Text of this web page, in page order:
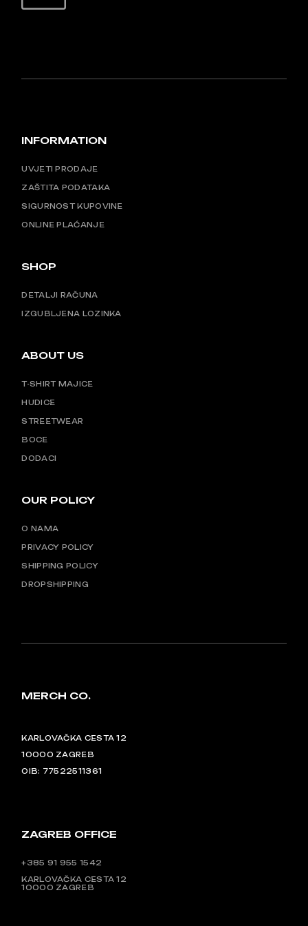
INFORMATION
UVJETI PRODAJE
ZAŠTITA PODATAKA
SIGURNOST KUPOVINE
ONLINE PLAĆANJE
SHOP
DETALJI RAČUNA
IZGUBLJENA LOZINKA
ABOUT US
T-SHIRT MAJICE
HUDICE
STREETWEAR
BOCE
DODACI
OUR POLICY
O NAMA
PRIVACY POLICY
SHIPPING POLICY
DROPSHIPPING
MERCH CO.
KARLOVAČKA CESTA 12
10000 ZAGREB
OIB: 77522511361
ZAGREB OFFICE
+385 91 955 1542
KARLOVAČKA CESTA 12
10000 ZAGREB